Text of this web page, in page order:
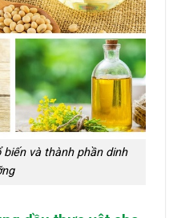
và thành phần dinh